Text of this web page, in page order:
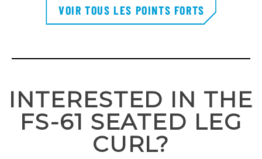
VOIR TOUS LES POINTS FORTS
INTERESTED IN THE
FS-61 SEATED LEG
CURL?